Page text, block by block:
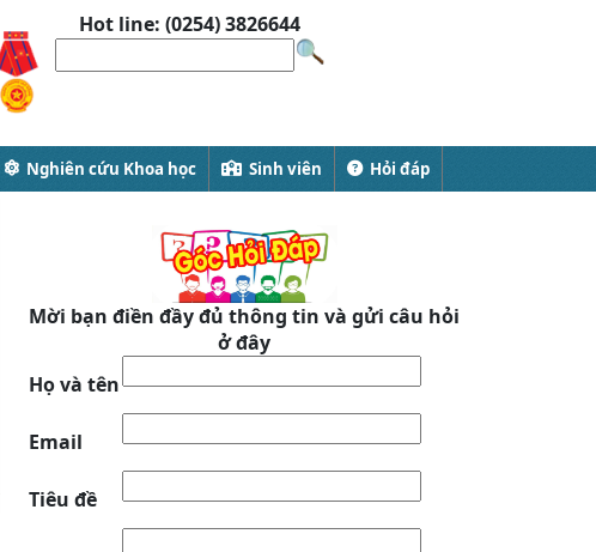
Hot line: (0254) 3826644
Nghiên cứu Khoa học Sinh viên Hỏi đáp
Mời bạn điền đầy đủ thông tin và gửi câu hỏi
ở đây
Họ và tên
Email
Tiêu đề